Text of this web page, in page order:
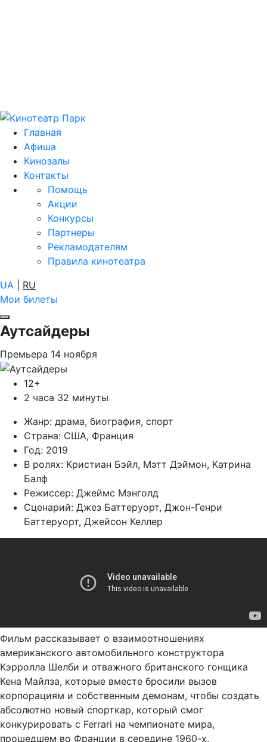
Главная
Афиша
Кинозалы
Контакты
Помощь
Акции
Конкурсы
Партнеры
Рекламодателям
Правила кинотеатра
UA
RU
Мои билеты
Аутсайдеры
Премьера 14 ноября
12+
2 часа 32 минуты
Жанр: драма, биография, спорт
Страна: США, Франция
Год: 2019
В ролях: Кристиан Бэйл, Мэтт Дэймон, Катрина
Балф
Режиссер: Джеймс Мэнголд
Сценарий: Джез Баттеруорт, Джон-Генри
Баттеруорт, Джейсон Келлер
Фильм рассказывает о взаимоотношениях
американского автомобильного конструктора
Кэрролла Шелби и отважного британского гонщика
Кена Майлза, которые вместе бросили вызов
корпорациям и собственным демонам, чтобы создать
абсолютно новый спорткар, который смог
конкурировать с Ferrari на чемпионате мира,
прошедшем во Франции в середине 1960-х.